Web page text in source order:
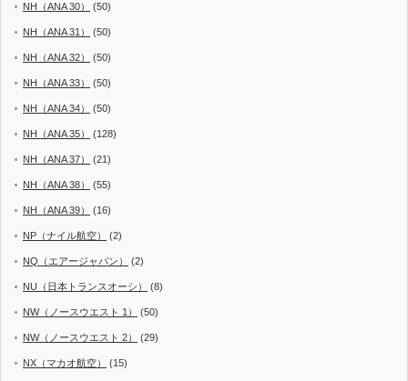
NH（ANA 30） (50)
NH（ANA 31） (50)
NH（ANA 32） (50)
NH（ANA 33） (50)
NH（ANA 34） (50)
NH（ANA 35） (128)
NH（ANA 37） (21)
NH（ANA 38） (55)
NH（ANA 39） (16)
NP（ナイル航空） (2)
NQ（エアージャパン） (2)
NU（日本トランスオーシ） (8)
NW（ノースウエスト 1） (50)
NW（ノースウエスト 2） (29)
NX（マカオ航空） (15)